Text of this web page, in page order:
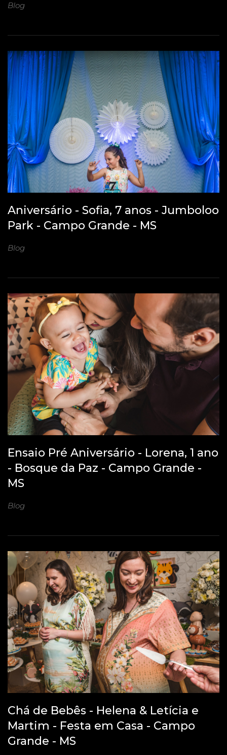
Blog
Aniversário - Sofia, 7 anos - Jumboloo
Park - Campo Grande - MS
Blog
Ensaio Pré Aniversário - Lorena, 1 ano
- Bosque da Paz - Campo Grande -
MS
Blog
Chá de Bebês - Helena & Letícia e
Martim - Festa em Casa - Campo
Grande - MS